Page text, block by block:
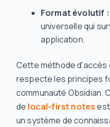
Format évolutif :
universelle qui
application.
Cette méthode
respecte les principes
communauté Obsidian.
de local-first notes
un système de